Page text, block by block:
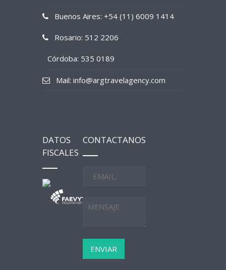
Buenos Aires: +54 (11) 6009 1414
Rosario: 512 2206
Córdoba: 535 0189
Mail: info@argtravelagency.com
DATOS
FISCALES
CONTACTANOS